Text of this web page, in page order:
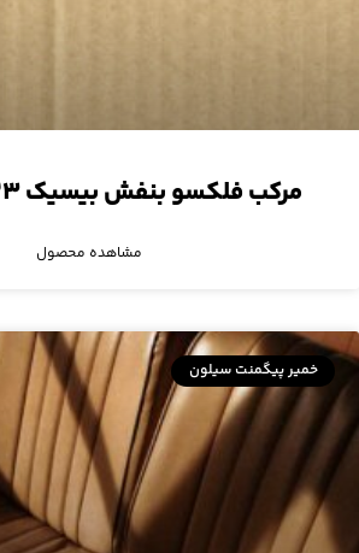
مرکب فلکسو بنفش بیسیک ۵۵۰۲۳ دیلون
مشاهده محصول
خمیر پیگمنت سیلون